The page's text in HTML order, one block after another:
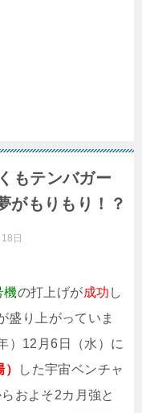
もテンバガー
がもりもり！？
日
機の打上げが成功 し
盛り上がっていま
）12月6日（水）に
した宇宙ベンチャ
およそ2カ月強と